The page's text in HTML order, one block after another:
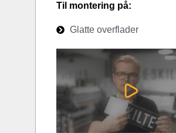
Til montering på:
Glatte overflader